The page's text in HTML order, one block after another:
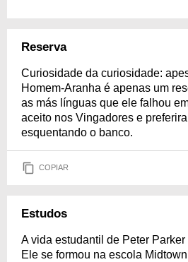
Reserva
Curiosidade da curiosidade:
Homem-Aranha é apenas um
as más línguas que ele falhou
aceito nos Vingadores e
esquentando o banco.
COPIAR
Estudos
A vida estudantil de Peter
Ele se formou na escola